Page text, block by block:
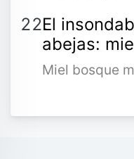
El
abejas:
Miel bosque